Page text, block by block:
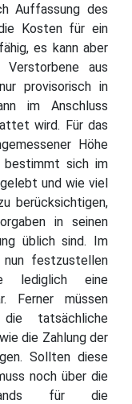
Auffassung des
Kosten für ein
es kann aber
aus
provisorisch in
im Anschluss
wird. Für das
Höhe
bestimmt sich im
und wie viel
berücksichtigen,
in seinen
üblich sind. Im
festzustellen
lediglich eine
Ferner müssen
tatsächliche
die Zahlung der
Sollten diese
noch über die
für die